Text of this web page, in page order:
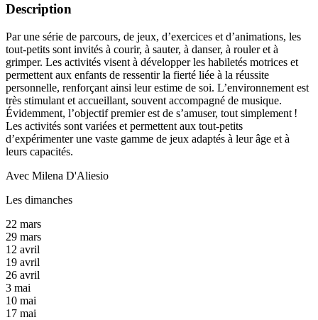
Description
Par une série de parcours, de jeux, d’exercices et d’animations, les
tout-petits sont invités à courir, à sauter, à danser, à rouler et à
grimper. Les activités visent à développer les habiletés motrices et
permettent aux enfants de ressentir la fierté liée à la réussite
personnelle, renforçant ainsi leur estime de soi. L’environnement est
très stimulant et accueillant, souvent accompagné de musique.
Évidemment, l’objectif premier est de s’amuser, tout simplement !
Les activités sont variées et permettent aux tout-petits
d’expérimenter une vaste gamme de jeux adaptés à leur âge et à
leurs capacités.
Avec Milena D'Aliesio
Les dimanches
22 mars
29 mars
12 avril
19 avril
26 avril
3 mai
10 mai
17 mai